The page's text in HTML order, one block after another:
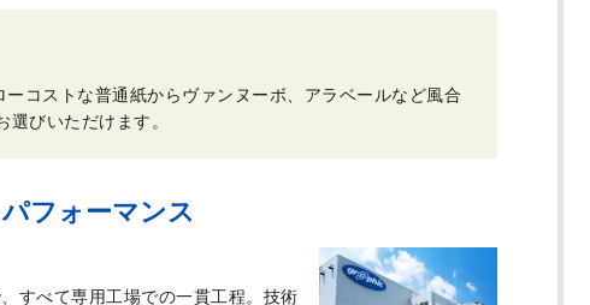
コストな普通紙からヴァンヌーボ、アラベールなど風合
びいただけます。
フォーマンス
すべて専用工場での一貫工程。技術